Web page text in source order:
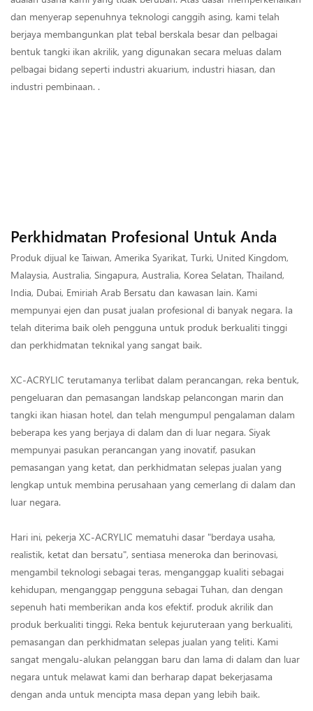
dan menyerap sepenuhnya teknologi canggih asing, kami telah
berjaya membangunkan plat tebal berskala besar dan pelbagai
bentuk tangki ikan akrilik, yang digunakan secara meluas dalam
pelbagai bidang seperti industri akuarium, industri hiasan, dan
industri pembinaan. .
Perkhidmatan Profesional Untuk Anda
Produk dijual ke Taiwan, Amerika Syarikat, Turki, United Kingdom,
Malaysia, Australia, Singapura, Australia, Korea Selatan, Thailand,
India, Dubai, Emiriah Arab Bersatu dan kawasan lain. Kami
mempunyai ejen dan pusat jualan profesional di banyak negara. Ia
telah diterima baik oleh pengguna untuk produk berkualiti tinggi
dan perkhidmatan teknikal yang sangat baik.
XC-ACRYLIC terutamanya terlibat dalam perancangan, reka bentuk,
pengeluaran dan pemasangan landskap pelancongan marin dan
tangki ikan hiasan hotel, dan telah mengumpul pengalaman dalam
beberapa kes yang berjaya di dalam dan di luar negara. Siyak
mempunyai pasukan perancangan yang inovatif, pasukan
pemasangan yang ketat, dan perkhidmatan selepas jualan yang
lengkap untuk membina perusahaan yang cemerlang di dalam dan
luar negara.
Hari ini, pekerja XC-ACRYLIC mematuhi dasar "berdaya usaha,
realistik, ketat dan bersatu", sentiasa meneroka dan berinovasi,
mengambil teknologi sebagai teras, menganggap kualiti sebagai
kehidupan, menganggap pengguna sebagai Tuhan, dan dengan
sepenuh hati memberikan anda kos efektif. produk akrilik dan
produk berkualiti tinggi. Reka bentuk kejuruteraan yang berkualiti,
pemasangan dan perkhidmatan selepas jualan yang teliti. Kami
sangat mengalu-alukan pelanggan baru dan lama di dalam dan luar
negara untuk melawat kami dan berharap dapat bekerjasama
dengan anda untuk mencipta masa depan yang lebih baik.